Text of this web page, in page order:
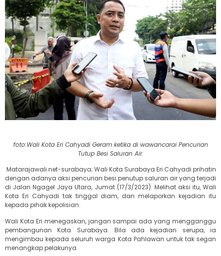
foto:Wali Kota Eri Cahyadi Geram ketika di wawancarai Pencurian
Tutup Besi Saluran Air.
Matarajawali.net-surabaya; Wali Kota Surabaya Eri Cahyadi prihatin
dengan adanya aksi pencurian besi penutup saluran air yang terjadi
di Jalan Ngagel Jaya Utara, Jumat (17/3/2023). Melihat aksi itu, Wali
Kota Eri Cahyadi tak tinggal diam, dan melaporkan kejadian itu
kepada pihak kepolisian.
Wali Kota Eri menegaskan, jangan sampai ada yang mengganggu
pembangunan Kota Surabaya. Bila ada kejadian serupa, ia
mengimbau kepada seluruh warga Kota Pahlawan untuk tak segan
menangkap pelakunya.